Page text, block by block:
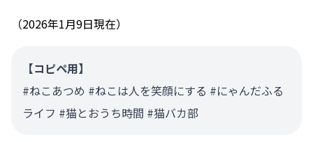
（2026年1月9日現在）
【コピペ用】
#ねこあつめ #ねこは人を笑顔にする #にゃんだふる
ライフ #猫とおうち時間 #猫バカ部